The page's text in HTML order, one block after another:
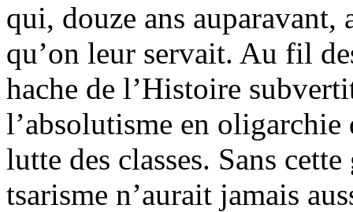
qui, douze ans auparavant,
qu’on leur servait. Au fil
hache de l’Histoire
l’absolutisme en oligarchie
lutte des classes. Sans
tsarisme n’aurait jamais